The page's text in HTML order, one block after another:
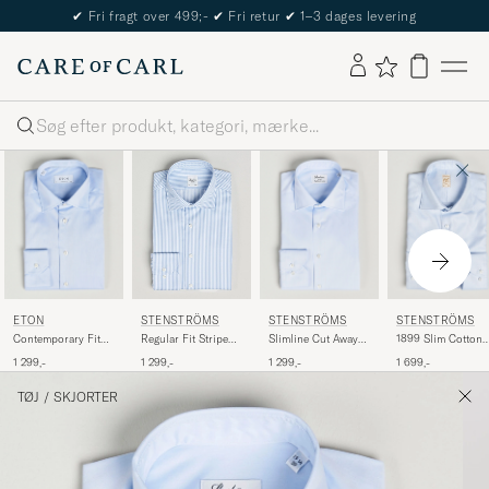
The Care of Carl Passport
Søg
ETON
Contemporary Fit
1 299,-
STENSTRÖMS
Regular Fit Striped
Blue/White
1 299,-
STENSTRÖMS
Slimline Cut Away
1 299,-
STENSTRÖMS
1899 Slim Cotton
Blue
1 699,-
TØJ / SKJORTER